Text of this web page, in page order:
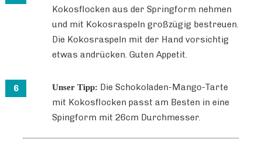
Kokosflocken aus der Springform nehmen
und mit Kokosraspeln großzügig bestreuen.
Die Kokosraspeln mit der Hand vorsichtig
etwas andrücken. Guten Appetit.
Unser Tipp: Die Schokoladen-Mango-Tarte
mit Kokosflocken passt am Besten in eine
Spingform mit 26cm Durchmesser.